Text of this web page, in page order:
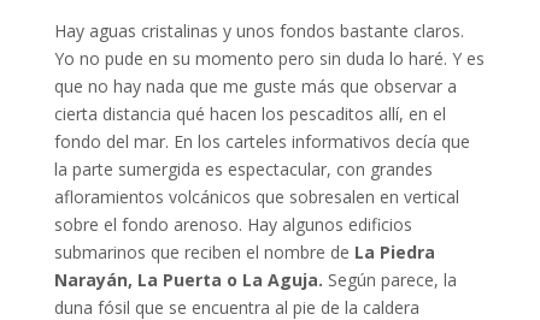
Hay aguas cristalinas y unos fondos bastante claros.
Yo no pude en su momento pero sin duda lo haré. Y es
que no hay nada que me guste más que observar a
cierta distancia qué hacen los pescaditos allí, en el
fondo del mar. En los carteles informativos decía que
la parte sumergida es espectacular, con grandes
afloramientos volcánicos que sobresalen en vertical
sobre el fondo arenoso. Hay algunos edificios
submarinos que reciben el nombre de La Piedra
Narayán, La Puerta o La Aguja. Según parece, la
duna fósil que se encuentra al pie de la caldera